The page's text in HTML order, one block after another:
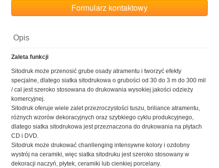
Formularz kontaktowy
Opis
Zaleta funkcji
Sitodruk może przenosić grube osady atramentu i tworzyć efekty
specjalne, dlatego siatka sitodrukowa o grubości od 30 do 3 m do 300 mil
/ cal jest szeroko stosowana do drukowania wysokiej jakości odzieży
komercyjnej.
Sitodruk oferuje wiele zalet przezroczystości tuszu, briliance atramentu,
różnych wzorów dekoracyjnych oraz szybkiego cyklu produkcyjnego,
dlatego siatka sitodrukowa jest przeznaczona do drukowania na płytach
CD i DVD.
Sitodruk może drukować chanllenging intensywne kolory i ozdobny
wystrój na ceramiki, więc siatka sitodruku jest szeroko stosowany w
dekoracji naczyń, płytek, ceramiki lub cienkiej porcelany.